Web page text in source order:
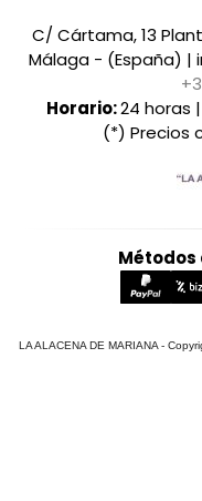
C/ Cártama, 13
Málaga - (España) |
Horario:24 horas |
(*) Precios
LA ALACENA DE MARIANA-